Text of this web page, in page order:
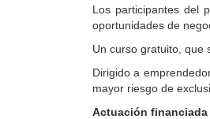
Los participantes del
oportunidades de
Un curso gratuito, que
Dirigido a
mayor riesgo de
Actuación financiada